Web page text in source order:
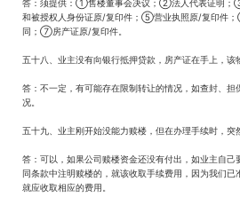
答：须提供：①售楼董事会决议；②法人代表证明
和被授权人身份证原/复印件；⑤营业执照原/复印件
同；⑦房产证原/复印件。
五十八、业主没有向银行抵押贷款，房产证在手上，该
答：不一定，有可能存在限制转让的情况，如查封、担
况。
五十九、业主刚开始没能力赎楼，但在办理手续时，突
答：可以，如果公司赎楼资金还没有付出，如业主自
同条款中注明赎楼的，就该收取手续费用，因为我们已
就应收取相应的费用。